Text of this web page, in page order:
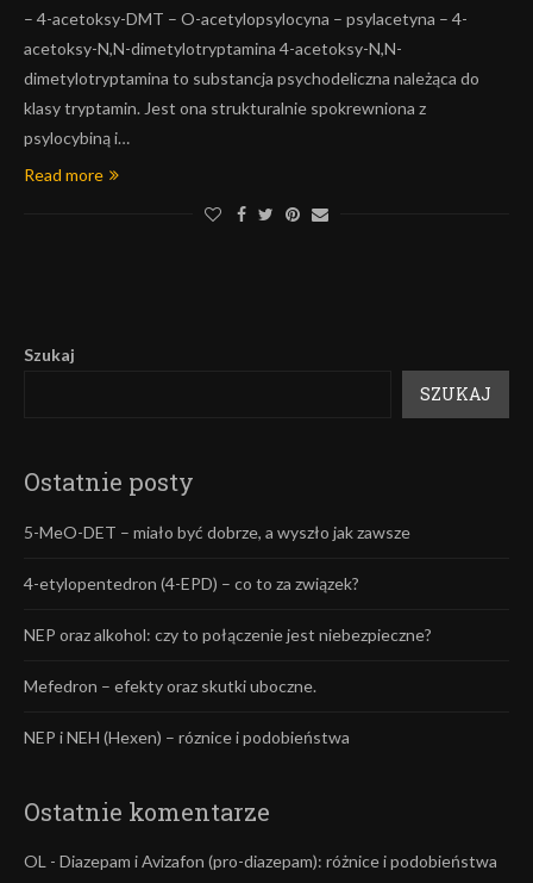
– 4-acetoksy-DMT – O-acetylopsylocyna – psylacetyna – 4-
acetoksy-N,N-dimetylotryptamina 4-acetoksy-N,N-
dimetylotryptamina to substancja psychodeliczna należąca do
klasy tryptamin. Jest ona strukturalnie spokrewniona z
psylocybiną i…
Read more
Szukaj
SZUKAJ
Ostatnie posty
5-MeO-DET – miało być dobrze, a wyszło jak zawsze
4-etylopentedron (4-EPD) – co to za związek?
NEP oraz alkohol: czy to połączenie jest niebezpieczne?
Mefedron – efekty oraz skutki uboczne.
NEP i NEH (Hexen) – róznice i podobieństwa
Ostatnie komentarze
OL - Diazepam i Avizafon (pro-diazepam): różnice i podobieństwa